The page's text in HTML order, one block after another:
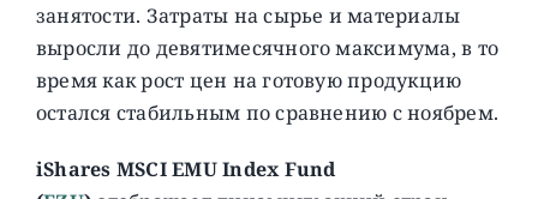
занятости. Затраты на сырье и материалы
выросли до девятимесячного максимума, в то
время как рост цен на готовую продукцию
остался стабильным по сравнению с ноябрем.
iShares MSCI EMU Index Fund